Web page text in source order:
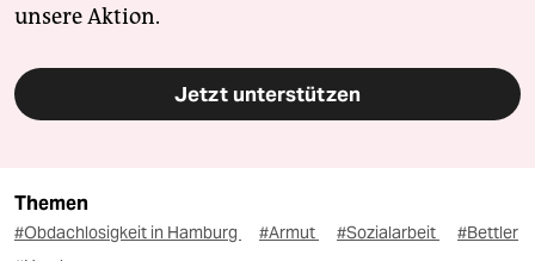
unsere Aktion.
Jetzt unterstützen
Themen
#Obdachlosigkeit in Hamburg #Armut #Sozialarbeit
#Bettler